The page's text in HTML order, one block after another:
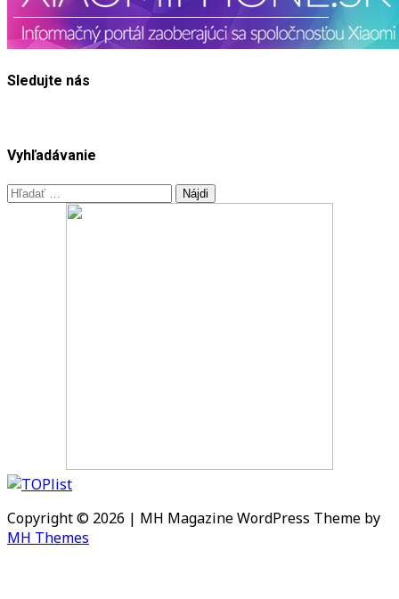
Sledujte nás
Vyhľadávanie
Hľadať:
Copyright © 2026 | MH Magazine WordPress Theme by
MH Themes